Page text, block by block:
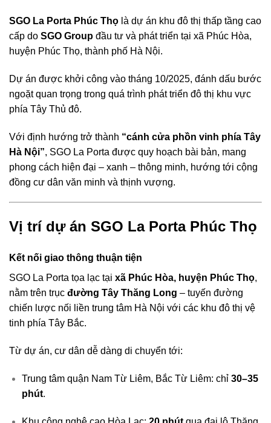
SGO La Porta Phúc Thọ là dự án khu đô thị thấp tầng cao
cấp do SGO Group đầu tư và phát triển tại xã Phúc Hòa,
huyện Phúc Thọ, thành phố Hà Nội.
Dự án được khởi công vào tháng 10/2025, đánh dấu bước
ngoặt quan trọng trong quá trình phát triển đô thị khu vực
phía Tây Thủ đô.
Với định hướng trở thành “cánh cửa phồn vinh phía Tây
Hà Nội”, SGO La Porta được quy hoạch bài bản, mang
phong cách hiện đại – xanh – thông minh, hướng tới cộng
đồng cư dân văn minh và thịnh vượng.
Vị trí dự án SGO La Porta Phúc Thọ
Kết nối giao thông thuận tiện
SGO La Porta tọa lạc tại xã Phúc Hòa, huyện Phúc Thọ,
nằm trên trục đường Tây Thăng Long – tuyến đường
chiến lược nối liền trung tâm Hà Nội với các khu đô thị vệ
tinh phía Tây Bắc.
Từ dự án, cư dân dễ dàng di chuyển tới:
Trung tâm quận Nam Từ Liêm, Bắc Từ Liêm: chỉ 30–35
phút.